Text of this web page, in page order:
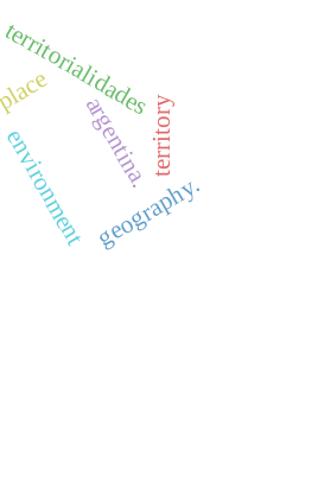
territorialidades
argentina.
environment territory
geography.